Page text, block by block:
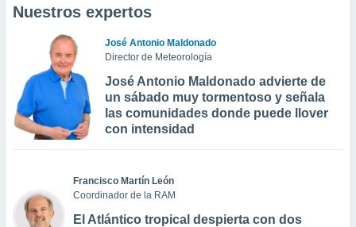
Nuestros expertos
José Antonio Maldonado
Director de Meteorología
José Antonio Maldonado advierte de
un sábado muy tormentoso y señala
las comunidades donde puede llover
con intensidad
Francisco Martín León
Coordinador de la RAM
El Atlántico tropical despierta con dos